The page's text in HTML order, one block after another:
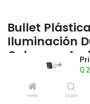
Q
Home Search
Bullet
Iluminación
Color con